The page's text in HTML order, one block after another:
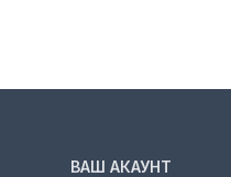
ВАШ АКАУНТ